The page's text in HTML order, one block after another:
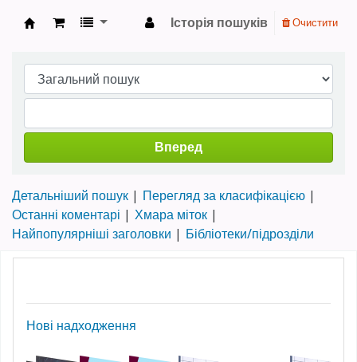
Історія пошуків Очистити
Вперед
Детальніший пошук
Перегляд за класифікацією
Останні коментарі
Хмара міток
Найпопулярніші заголовки
Бібліотеки/підрозділи
Домівка Коха
Нові надходження